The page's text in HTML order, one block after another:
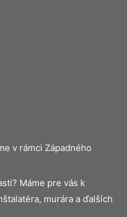
v rámci Západného
Máme pre vás k
murára a ďalších